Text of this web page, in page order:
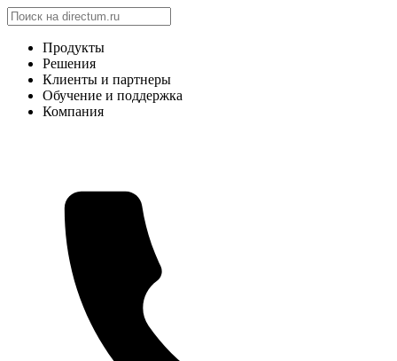
Продукты
Решения
Клиенты и партнеры
Обучение и поддержка
Компания